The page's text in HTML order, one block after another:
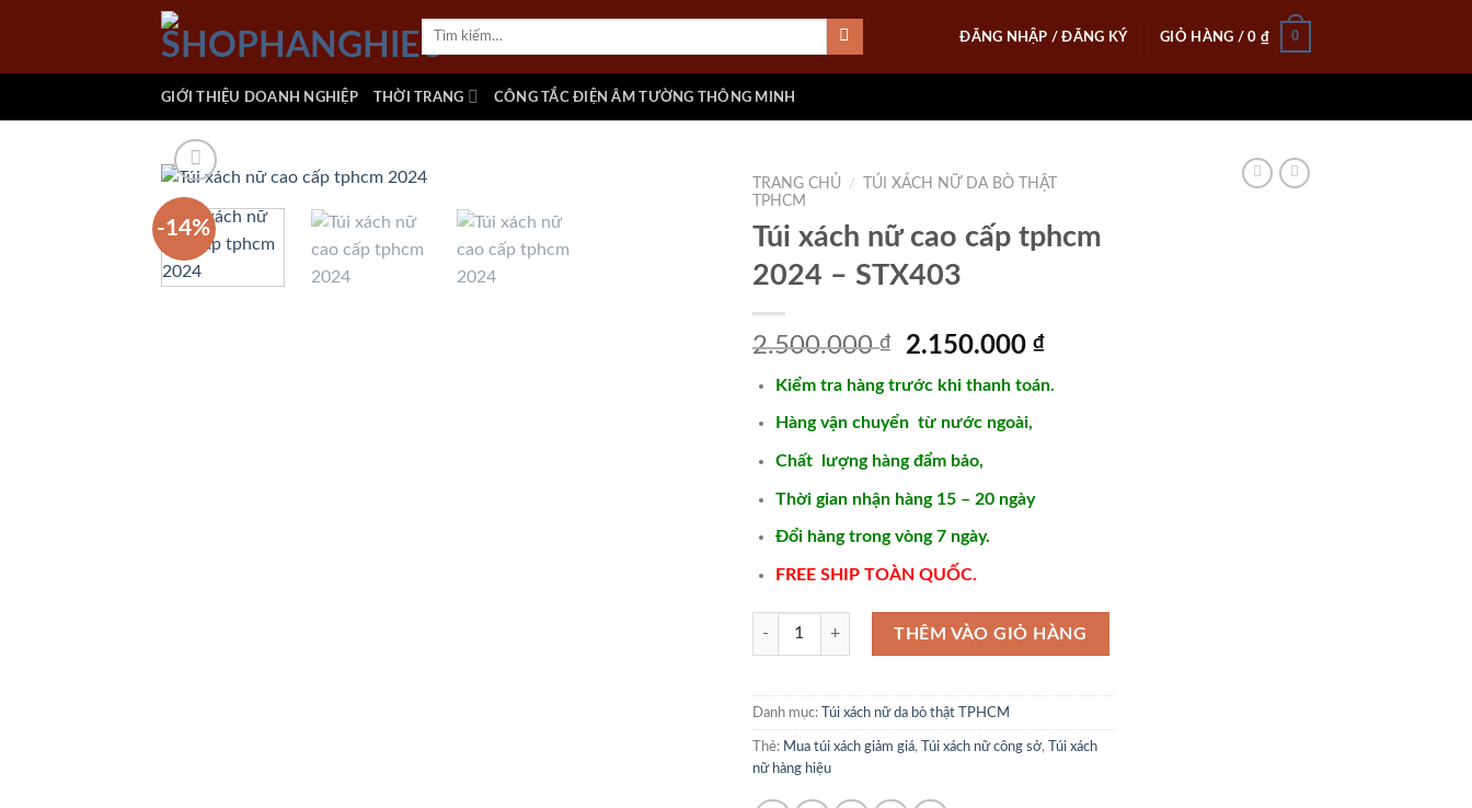
Tìm
ĐĂNG NHẬP / ĐĂNG KÝ GIỎ HÀNG /0 ₫ 0
GIỚI THIỆU DOANH NGHIỆP THỜI TRANG CÔNG TẮC ĐIỆN ÂM TƯỜNG THÔNG MINH
-14%
TRANG CHỦ /
TÚI XÁCH NỮ DA BÒ THẬT
TPHCM
Túi xách nữ cao cấp tphcm
2024 – STX403
2.500.000₫
Giá
là:
2.500.000 ₫.
2.150.000₫Giá
tại
Kiểm tra hàng trước khi thanh toán.
Hàng vận chuyển từ nước ngoài,
Chất lượng hàng đẩm bảo,
Thời gian nhận hàng 15 – 20 ngày
Đổi hàng trong vòng 7 ngày.
FREE SHIP TOÀN QUỐC.
Túi xách nữ cao cấp tphcm 2024 - STX403 số lượng
THÊM VÀO GIỎ HÀNG
Danh mục: Túi xách nữ da bò thật TPHCM
Thẻ: Mua túi xách giảm giá, Túi xách nữ công sở,
Túi xách
nữ hàng hiệu